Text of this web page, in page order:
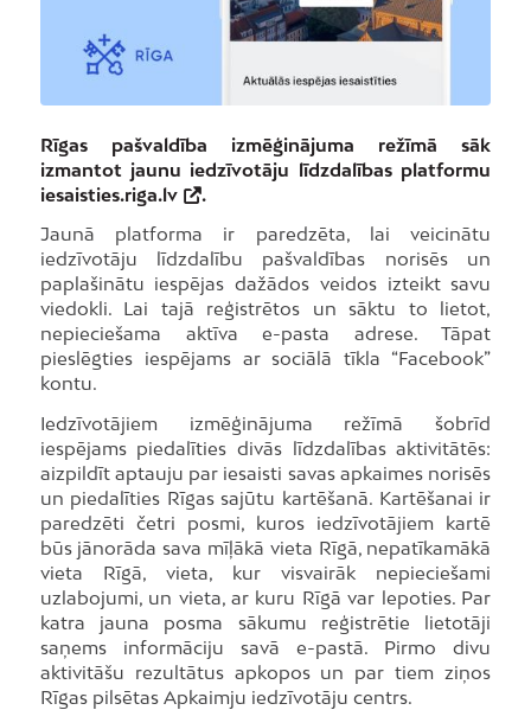
Rīgas pašvaldība izmēģinājuma režīmā sāk
izmantot jaunu iedzīvotāju līdzdalības platformu
iesaisties.riga.lv
.
Jaunā platforma ir paredzēta, lai veicinātu
iedzīvotāju līdzdalību pašvaldības norisēs un
paplašinātu iespējas dažādos veidos izteikt savu
viedokli. Lai tajā reģistrētos un sāktu to lietot,
nepieciešama aktīva e-pasta adrese. Tāpat
pieslēgties iespējams ar sociālā tīkla “Facebook”
kontu.
Iedzīvotājiem izmēģinājuma režīmā šobrīd
iespējams piedalīties divās līdzdalības aktivitātēs:
aizpildīt aptauju par iesaisti savas apkaimes norisēs
un piedalīties Rīgas sajūtu kartēšanā. Kartēšanai ir
paredzēti četri posmi, kuros iedzīvotājiem kartē
būs jānorāda sava mīļākā vieta Rīgā, nepatīkamākā
vieta Rīgā, vieta, kur visvairāk nepieciešami
uzlabojumi, un vieta, ar kuru Rīgā var lepoties. Par
katra jauna posma sākumu reģistrētie lietotāji
saņems informāciju savā e-pastā. Pirmo divu
aktivitāšu rezultātus apkopos un par tiem ziņos
Rīgas pilsētas Apkaimju iedzīvotāju centrs.